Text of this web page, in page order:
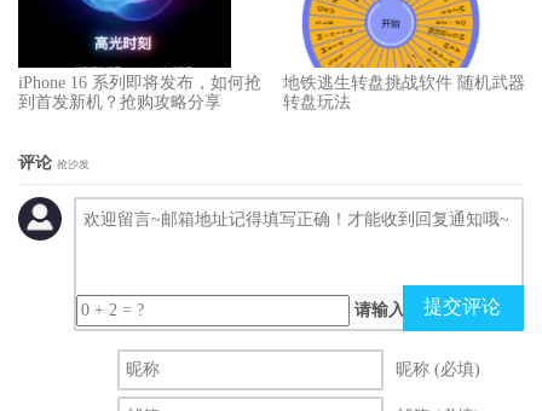
iPhone 16 系列即将发布，如何抢
到首发新机？抢购攻略分享
地铁逃生转盘挑战软件 随机武器
转盘玩法
评论 抢沙发
请输入（计算结果）
提交评论
昵称 (必填)